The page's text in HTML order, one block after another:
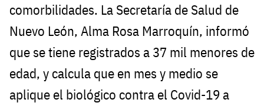
comorbilidades. La Secretaría de Salud de
Nuevo León, Alma Rosa Marroquín, informó
que se tiene registrados a 37 mil menores de
edad, y calcula que en mes y medio se
aplique el biológico contra el Covid-19 a